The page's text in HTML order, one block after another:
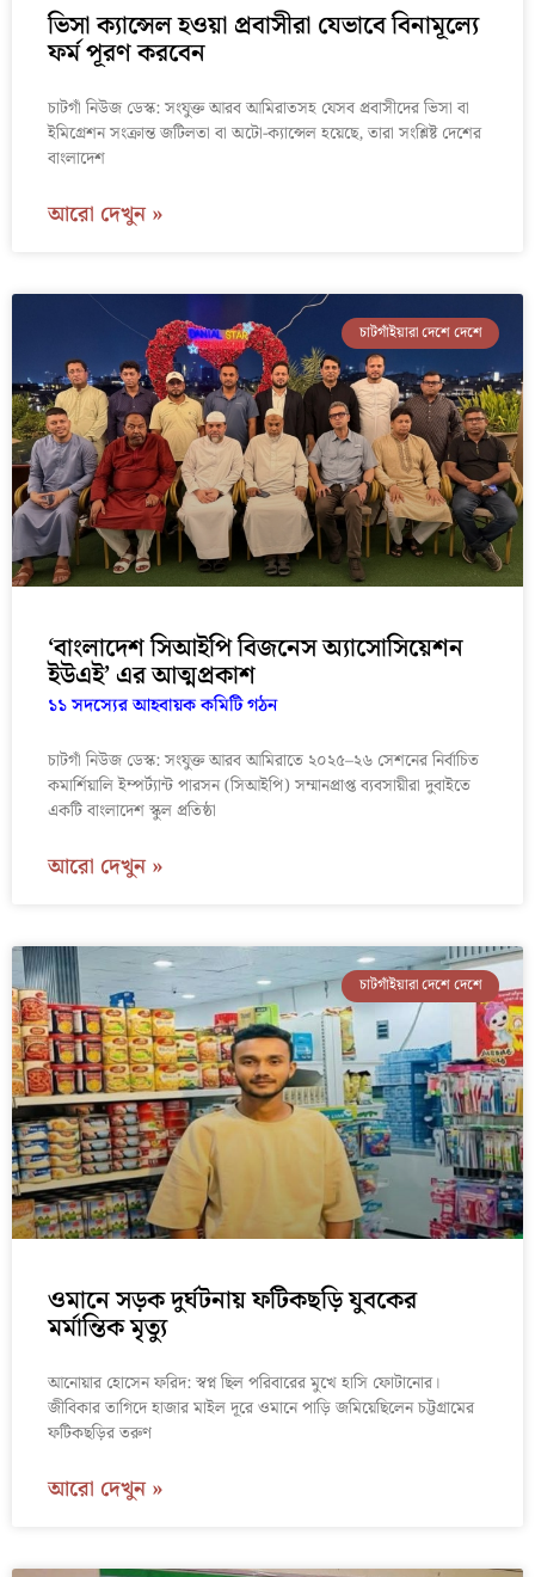
ভিসা ক্যান্সেল হওয়া প্রবাসীরা যেভাবে বিনামূল্যে
ফর্ম পূরণ করবেন
চাটগাঁ নিউজ ডেস্ক: সংযুক্ত আরব আমিরাতসহ যেসব প্রবাসীদের ভিসা বা
ইমিগ্রেশন সংক্রান্ত জটিলতা বা অটো-ক্যান্সেল হয়েছে, তারা সংশ্লিষ্ট দেশের
বাংলাদেশ
আরো দেখুন »
চাটগাঁইয়ারা দেশে দেশে
‘বাংলাদেশ সিআইপি বিজনেস অ্যাসোসিয়েশন
ইউএই’ এর আত্মপ্রকাশ
১১ সদস্যের আহবায়ক কমিটি গঠন
চাটগাঁ নিউজ ডেস্ক: সংযুক্ত আরব আমিরাতে ২০২৫–২৬ সেশনের নির্বাচিত
কমার্শিয়ালি ইম্পর্ট্যান্ট পারসন (সিআইপি) সম্মানপ্রাপ্ত ব্যবসায়ীরা দুবাইতে
একটি বাংলাদেশ স্কুল প্রতিষ্ঠা
আরো দেখুন »
চাটগাঁইয়ারা দেশে দেশে
ওমানে সড়ক দুর্ঘটনায় ফটিকছড়ি যুবকের
মর্মান্তিক মৃত্যু
আনোয়ার হোসেন ফরিদ: স্বপ্ন ছিল পরিবারের মুখে হাসি ফোটানোর।
জীবিকার তাগিদে হাজার মাইল দূরে ওমানে পাড়ি জমিয়েছিলেন চট্টগ্রামের
ফটিকছড়ির তরুণ
আরো দেখুন »